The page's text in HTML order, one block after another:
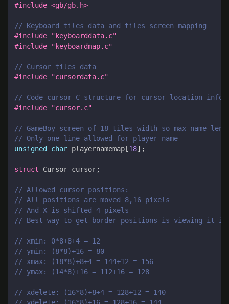
#include <gb/gb.h>
#include
"keyboarddata.c"
#include
"keyboardmap.c"
#include
"cursordata.c"
#include
"cursor.c"
unsigned
char playernamemap [18];
struct Cursor cursor;